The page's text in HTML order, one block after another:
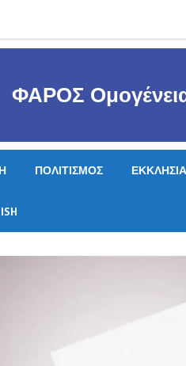
ΦΑΡΟΣ
ΠΟΛΙΤΙΣΜΟΣ ΕΚΚΛΗΣΙΑ